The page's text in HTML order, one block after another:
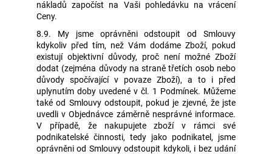
nákladů započíst na Vaši pohledávku na vrácení
Ceny.
8.9. My jsme oprávněni odstoupit od Smlouvy
kdykoliv před tím, než Vám dodáme Zboží, pokud
existují objektivní důvody, proč není možné Zboží
dodat (zejména důvody na straně třetích osob nebo
důvody spočívající v povaze Zboží), a to i před
uplynutím doby uvedené v čl. 1 Podmínek. Můžeme
také od Smlouvy odstoupit, pokud je zjevné, že jste
uvedli v Objednávce záměrně nesprávné informace.
V případě, že nakupujete zboží v rámci své
podnikatelské činnosti, tedy jako podnikatel, jsme
oprávněni od Smlouvy odstoupit kdykoli, i bez udání